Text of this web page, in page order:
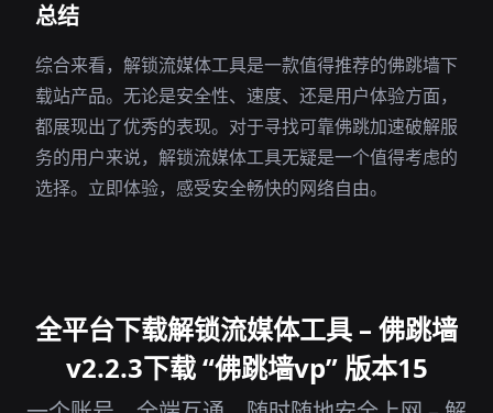
总结
综合来看，解锁流媒体工具是一款值得推荐的佛跳墙下
载站产品。无论是安全性、速度、还是用户体验方面，
都展现出了优秀的表现。对于寻找可靠佛跳加速破解服
务的用户来说，解锁流媒体工具无疑是一个值得考虑的
选择。立即体验，感受安全畅快的网络自由。
全平台下载解锁流媒体工具 – 佛跳墙
v2.2.3下载 “佛跳墙vp” 版本15